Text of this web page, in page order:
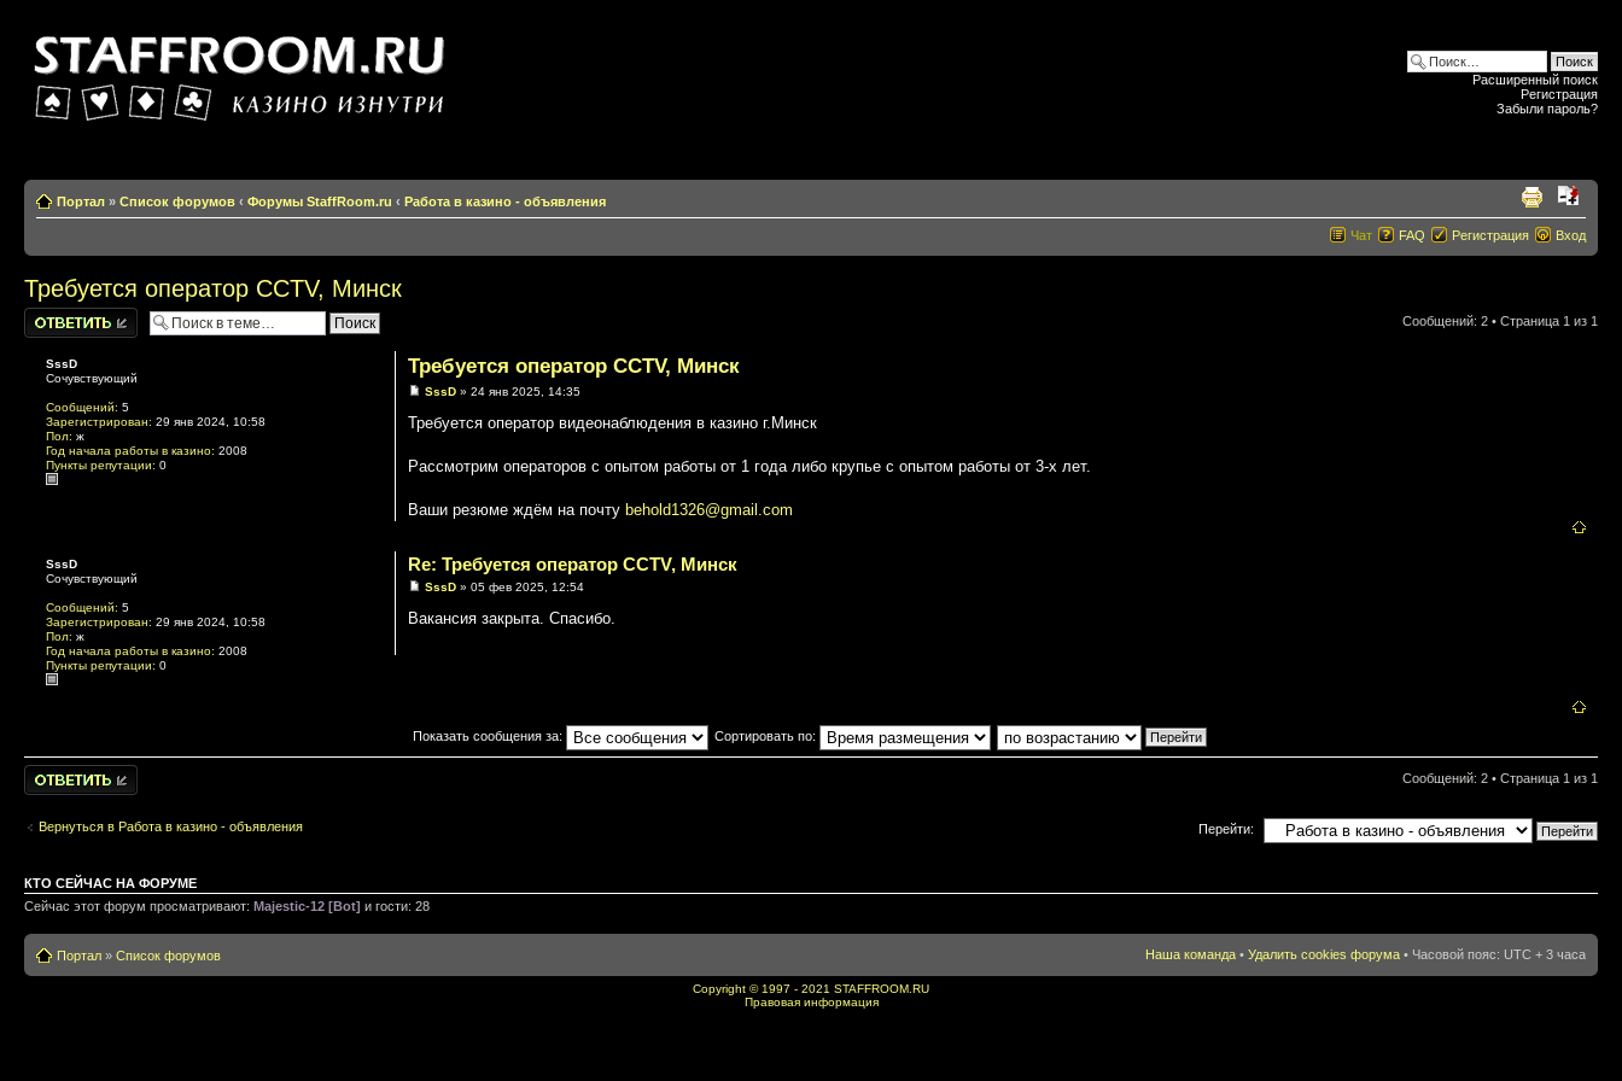
Расширенный поиск
Регистрация
Забыли пароль?
Портал » Список форумов ‹ Форумы StaffRoom.ru ‹ Работа в казино - объявления
Чат FAQ Регистрация Вход
Требуется оператор CCTV, Минск
Написать
комментарии
Сообщений: 2 • Страница 1 из 1
Требуется оператор CCTV, Минск
SssD » 24 янв 2025, 14:35
Требуется оператор видеонаблюдения в казино г.Минск
Рассмотрим операторов с опытом работы от 1 года либо крупье с опытом работы от 3-х лет.
Ваши резюме ждём на почтуbehold1326@gmail.com
SssD
Сочувствующий
Сообщений: 5
Зарегистрирован: 29 янв 2024, 10:58
Пол: ж
Год начала работы в казино: 2008
Пункты репутации: 0
Re: Требуется оператор CCTV, Минск
SssD » 05 фев 2025, 12:54
Вакансия закрыта. Спасибо.
SssD
Сочувствующий
Сообщений: 5
Зарегистрирован: 29 янв 2024, 10:58
Пол: ж
Год начала работы в казино: 2008
Пункты репутации: 0
Показать сообщения за: Сортировать по:
Написать
комментарии
Сообщений: 2 • Страница 1 из 1
Вернуться в Работа в казино - объявления Перейти:
КТО СЕЙЧАС НА ФОРУМЕ
Сейчас этот форум просматривают: Majestic-12 [Bot] и гости: 28
Портал » Список форумов Наша команда • Удалить cookies форума • Часовой пояс: UTC + 3 часа
Copyright © 1997 - 2021 STAFFROOM.RU
Правовая информация